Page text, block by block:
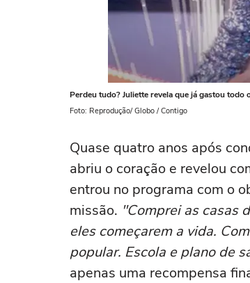
Perdeu tudo? Juliette revela que já gastou todo
Foto: Reprodução/ Globo / Contigo
Quase quatro anos após
abriu o coração e revelou
entrou no programa com o
missão. "Comprei as casas
eles começarem a vida.
popular. Escola e plano de
apenas uma recompensa